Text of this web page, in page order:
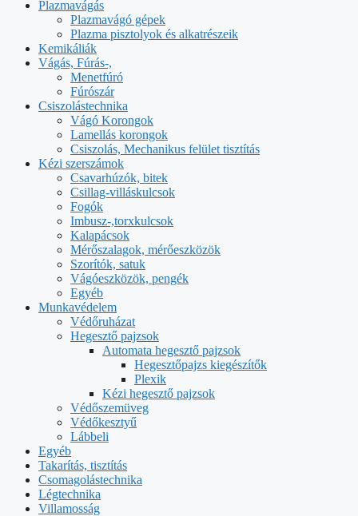
Plazmavágás
Plazmavágó gépek
Plazma pisztolyok és alkatrészeik
Kemikáliák
Vágás, Fúrás-,
Menetfúró
Fúrószár
Csiszolástechnika
Vágó Korongok
Lamellás korongok
Csiszolás, Mechanikus felület tisztítás
Kézi szerszámok
Csavarhúzók, bitek
Csillag-villáskulcsok
Fogók
Imbusz-,torxkulcsok
Kalapácsok
Mérőszalagok, mérőeszközök
Szorítók, satuk
Vágóeszközök, pengék
Egyéb
Munkavédelem
Védőruházat
Hegesztő pajzsok
Automata hegesztő pajzsok
Hegesztőpajzs kiegészítők
Plexik
Kézi hegesztő pajzsok
Védőszemüveg
Védőkesztyű
Lábbeli
Egyéb
Takarítás, tisztítás
Csomagolástechnika
Légtechnika
Villamosság